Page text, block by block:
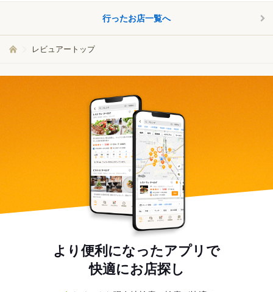
行ったお店一覧へ
レビュアートップ
より便利になったアプリで
快適にお店探し